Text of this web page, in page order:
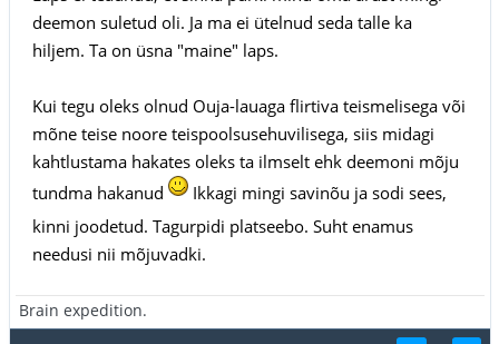
deemon suletud oli. Ja ma ei ütelnud seda talle ka
hiljem. Ta on üsna "maine" laps.
Kui tegu oleks olnud Ouja-lauaga flirtiva teismelisega või
mõne teise noore teispoolsusehuvilisega, siis midagi
kahtlustama hakates oleks ta ilmselt ehk deemoni mõju
tundma hakanud
Ikkagi mingi savinõu ja sodi sees,
kinni joodetud. Tagurpidi platseebo. Suht enamus
needusi nii mõjuvadki.
Brain expedition.